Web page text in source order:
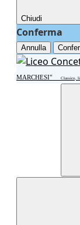
Chiudi
Conferma
Annulla
MARCHESI" Classico,